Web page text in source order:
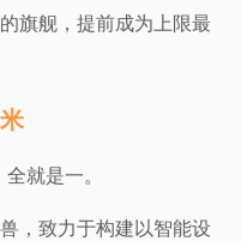
旗舰，提前成为上限最
就是一。
，致力于构建以智能设